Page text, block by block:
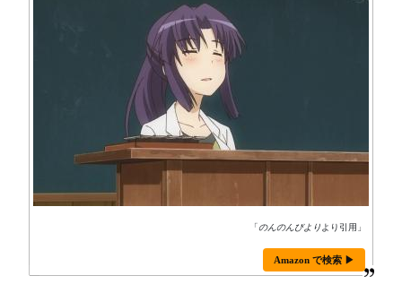
「のんのんびより より引用」
Amazon で検索 ▶